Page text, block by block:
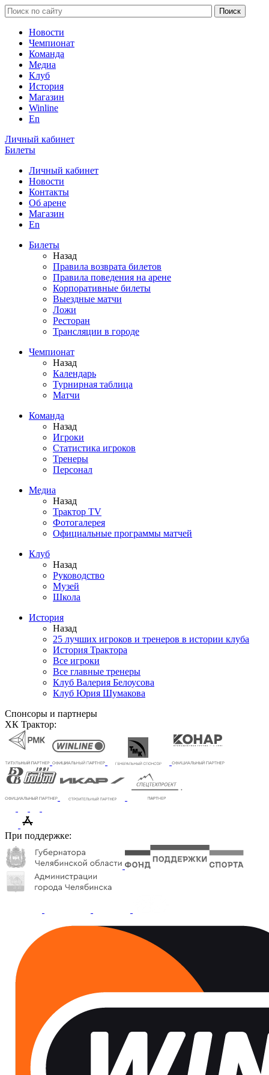
Новости
Чемпионат
Команда
Медиа
Клуб
История
Магазин
Winline
En
Личный кабинет
Билеты
Личный кабинет
Новости
Контакты
Об арене
Магазин
En
Билеты
Назад
Правила возврата билетов
Правила поведения на арене
Корпоративные билеты
Выездные матчи
Ложи
Ресторан
Трансляции в городе
Чемпионат
Назад
Календарь
Турнирная таблица
Матчи
Команда
Назад
Игроки
Статистика игроков
Тренеры
Персонал
Медиа
Назад
Трактор TV
Фотогалерея
Официальные программы матчей
Клуб
Назад
Руководство
Музей
Школа
История
Назад
25 лучших игроков и тренеров в истории клуба
История Трактора
Все игроки
Все главные тренеры
Клуб Валерия Белоусова
Клуб Юрия Шумакова
Спонсоры и партнеры
ХК Трактор:
При поддержке: